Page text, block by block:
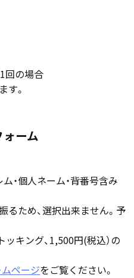
回の場合
す。
ーム
・個人ネーム・背番号含み
ため、選択出来ません。予
ッキング、1,500円(税込）の
ページをご覧ください。